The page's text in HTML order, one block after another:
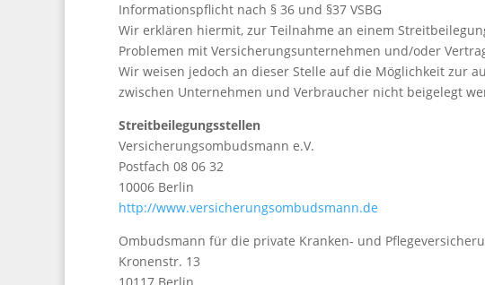
Informationspflicht nach § 36 und §37 VSBG
Wir erklären hiermit, zur Teilnahme an einem
Problemen mit Versicherungsunternehmen und/oder
Wir weisen jedoch an dieser Stelle auf die Möglichkeit zur
zwischen Unternehmen und Verbraucher nicht beigelegt
Streitbeilegungsstellen
Versicherungsombudsmann e.V.
Postfach 08 06 32
10006 Berlin
http://www.versicherungsombudsmann.de
Ombudsmann für die private Kranken- und
Kronenstr. 13